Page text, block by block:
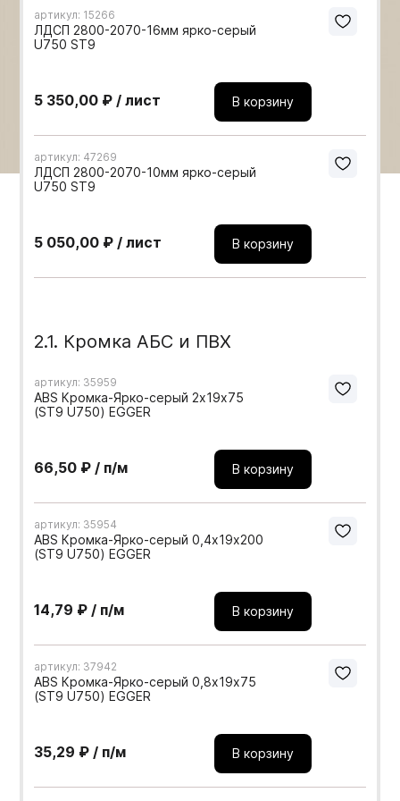
Мебельные образцы, каталоги
артикул: 15266
ЛДСП 2800-2070-16мм ярко-серый
U750 ST9
5 350,00 ₽ / лист В корзину
артикул: 47269
ЛДСП 2800-2070-10мм ярко-серый
U750 ST9
5 050,00 ₽ / лист В корзину
2.1. Кромка АБС и ПВХ
артикул: 35959
ABS Кромка-Ярко-серый 2х19х75
(ST9 U750) EGGER
66,50 ₽ / п/м В корзину
артикул: 35954
ABS Кромка-Ярко-серый 0,4х19х200
(ST9 U750) EGGER
14,79 ₽ / п/м В корзину
артикул: 37942
ABS Кромка-Ярко-серый 0,8х19х75
(ST9 U750) EGGER
35,29 ₽ / п/м В корзину